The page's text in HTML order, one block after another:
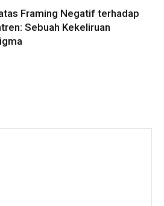
Framing Negatif terhadap
Sebuah Kekeliruan